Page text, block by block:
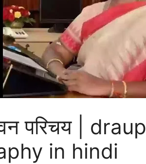
परिचय |
in hindi